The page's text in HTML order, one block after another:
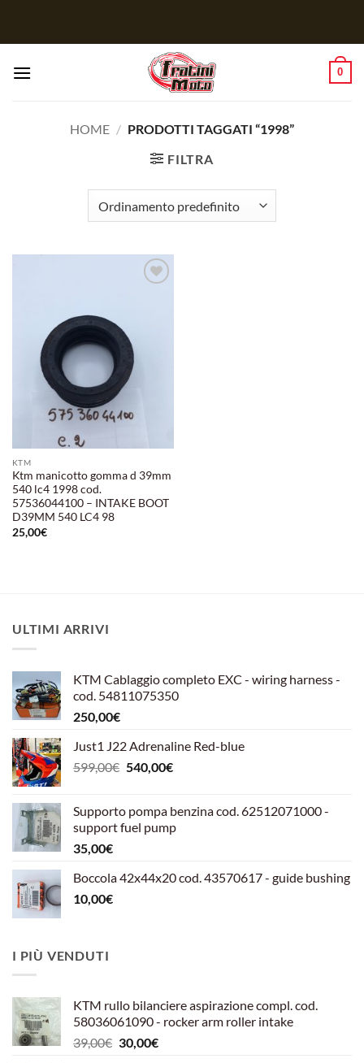
0
HOME / PRODOTTI TAGGATI “1998”
FILTRA
KTM
Ktm manicotto gomma d 39mm
540 lc4 1998 cod.
57536044100 – INTAKE BOOT
D39MM 540 LC4 98
25,00€
ULTIMI ARRIVI
KTM Cablaggio completo EXC - wiring harness -
cod. 54811075350
250,00€
Just1 J22 Adrenaline Red-blue
599,00€ Il
era:
599,00€.
540,00€Il
è:
540,00€.
Supporto pompa benzina cod. 62512071000 -
support fuel pump
35,00€
Boccola 42x44x20 cod. 43570617 - guide bushing
10,00€
I PIÙ VENDUTI
KTM rullo bilanciere aspirazione compl. cod.
58036061090 - rocker arm roller intake
39,00€ Il
30,00€Il